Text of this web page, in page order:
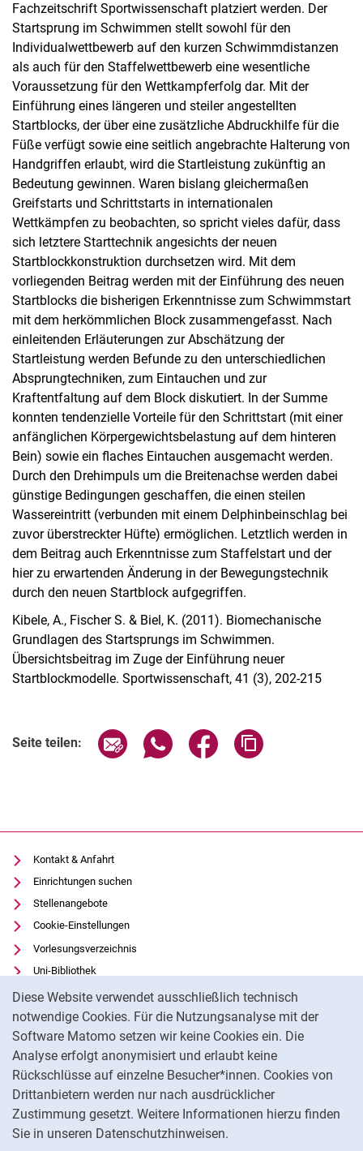
Diese Website verwendet ausschließlich technisch
notwendige Cookies. Für die Nutzungsanalyse mit der
Software Matomo setzen wir keine Cookies ein. Die
Analyse erfolgt anonymisiert und erlaubt keine
Rückschlüsse auf einzelne Besucher*innen. Cookies von
Drittanbietern werden nur nach ausdrücklicher
Zustimmung gesetzt. Weitere Informationen hierzu finden
Sie in unseren Datenschutzhinweisen.
Fachzeitschrift Sportwissenschaft platziert werden. Der
Startsprung im Schwimmen stellt sowohl für den
Individualwettbewerb auf den kurzen Schwimmdistanzen
als auch für den Staffelwettbewerb eine wesentliche
Voraussetzung für den Wettkampferfolg dar. Mit der
Einführung eines längeren und steiler angestellten
Startblocks, der über eine zusätzliche Abdruckhilfe für die
Füße verfügt sowie eine seitlich angebrachte Halterung von
Handgriffen erlaubt, wird die Startleistung zukünftig an
Bedeutung gewinnen. Waren bislang gleichermaßen
Greifstarts und Schrittstarts in internationalen
Wettkämpfen zu beobachten, so spricht vieles dafür, dass
sich letztere Starttechnik angesichts der neuen
Startblockkonstruktion durchsetzen wird. Mit dem
vorliegenden Beitrag werden mit der Einführung des neuen
Startblocks die bisherigen Erkenntnisse zum Schwimmstart
mit dem herkömmlichen Block zusammengefasst. Nach
einleitenden Erläuterungen zur Abschätzung der
Startleistung werden Befunde zu den unterschiedlichen
Absprungtechniken, zum Eintauchen und zur
Kraftentfaltung auf dem Block diskutiert. In der Summe
konnten tendenzielle Vorteile für den Schrittstart (mit einer
anfänglichen Körpergewichtsbelastung auf dem hinteren
Bein) sowie ein flaches Eintauchen ausgemacht werden.
Durch den Drehimpuls um die Breitenachse werden dabei
günstige Bedingungen geschaffen, die einen steilen
Wassereintritt (verbunden mit einem Delphinbeinschlag bei
zuvor überstreckter Hüfte) ermöglichen. Letztlich werden in
dem Beitrag auch Erkenntnisse zum Staffelstart und der
hier zu erwartenden Änderung in der Bewegungstechnik
durch den neuen Startblock aufgegriffen.
Kibele, A., Fischer S. & Biel, K. (2011). Biomechanische
Grundlagen des Startsprungs im Schwimmen.
Übersichtsbeitrag im Zuge der Einführung neuer
Startblockmodelle. Sportwissenschaft, 41 (3), 202-215
Seite teilen: Seite über E-Mail teilen
Seite über WhatsApp teilen
Seite über Facebook
Kontakt & Anfahrt
Einrichtungen suchen
Stellenangebote
Cookie-Einstellungen
Vorlesungsverzeichnis
Uni-Bibliothek
Moodle
Panopto
Datenschutz
Barrierefreiheit
Transparenter KI-Einsatz